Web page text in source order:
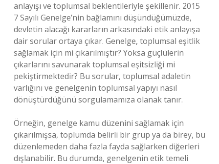
anlayışı ve toplumsal beklentileriyle şekillenir. 2015
7 Sayılı Genelge’nin bağlamını düşündüğümüzde,
devletin alacağı kararların arkasındaki etik anlayışa
dair sorular ortaya çıkar. Genelge, toplumsal eşitlik
sağlamak için mi çıkarılmıştır? Yoksa güçlülerin
çıkarlarını savunarak toplumsal eşitsizliği mi
pekiştirmektedir? Bu sorular, toplumsal adaletin
varlığını ve genelgenin toplumsal yapıyı nasıl
dönüştürdüğünü sorgulamamıza olanak tanır.
Örneğin, genelge kamu düzenini sağlamak için
çıkarılmışsa, toplumda belirli bir grup ya da birey, bu
düzenlemeden daha fazla fayda sağlarken diğerleri
dışlanabilir. Bu durumda, genelgenin etik temeli